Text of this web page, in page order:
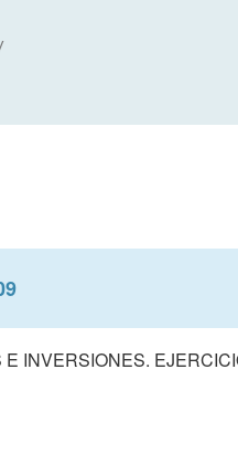
INVERSIONES.